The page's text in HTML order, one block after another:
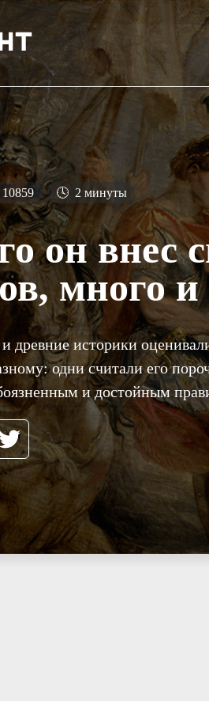
10859 🕓 2 минуты
он внес
много
древние историки
одни считали его
и достойным